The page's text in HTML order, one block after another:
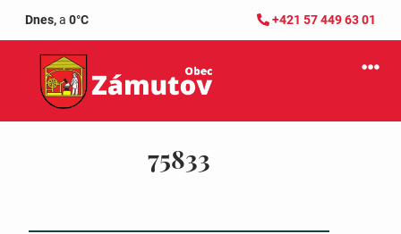
Dnes,a 0°C +421 57 449 63 01
75833